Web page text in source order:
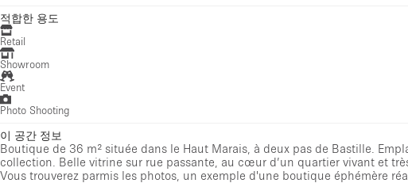
적합한 용도
Retail
Showroom
Event
Photo Shooting
이 공간 정보
Boutique de 36 m² située dans le Haut Marais, à deux pas de Bastille.
collection. Belle vitrine sur rue passante, au cœur d’un quartier vivant et
Vous trouverez parmis les photos, un exemple d'une boutique éphémère